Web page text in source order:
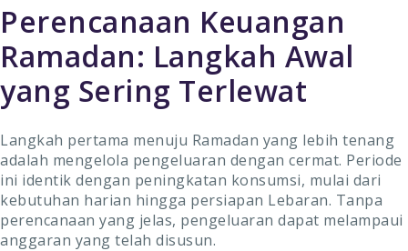
Perencanaan Keuangan
Ramadan: Langkah Awal
yang Sering Terlewat
Langkah pertama menuju Ramadan yang lebih tenang
adalah mengelola pengeluaran dengan cermat. Periode
ini identik dengan peningkatan konsumsi, mulai dari
kebutuhan harian hingga persiapan Lebaran. Tanpa
perencanaan yang jelas, pengeluaran dapat melampaui
anggaran yang telah disusun.